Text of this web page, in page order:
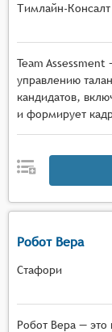
Тимлайн-
Team
управлению
кандидатов,
и формирует
Робот Вера
Стафори
Робот Вера —